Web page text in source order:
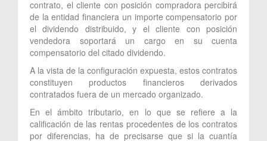
contrato, el cliente con posición compradora percibirá
de la entidad financiera un importe compensatorio por
el dividendo distribuido, y el cliente con posición
vendedora soportará un cargo en su cuenta
compensatorio del citado dividendo.
A la vista de la configuración expuesta, estos contratos
constituyen productos financieros derivados
contratados fuera de un mercado organizado.
En el ámbito tributario, en lo que se refiere a la
calificación de las rentas procedentes de los contratos
por diferencias, ha de precisarse que si la cuantía